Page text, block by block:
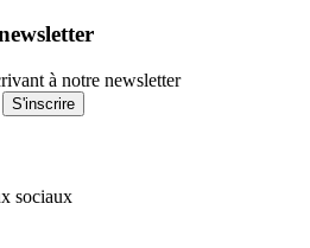
à notre newsletter
S'inscrire
sociaux